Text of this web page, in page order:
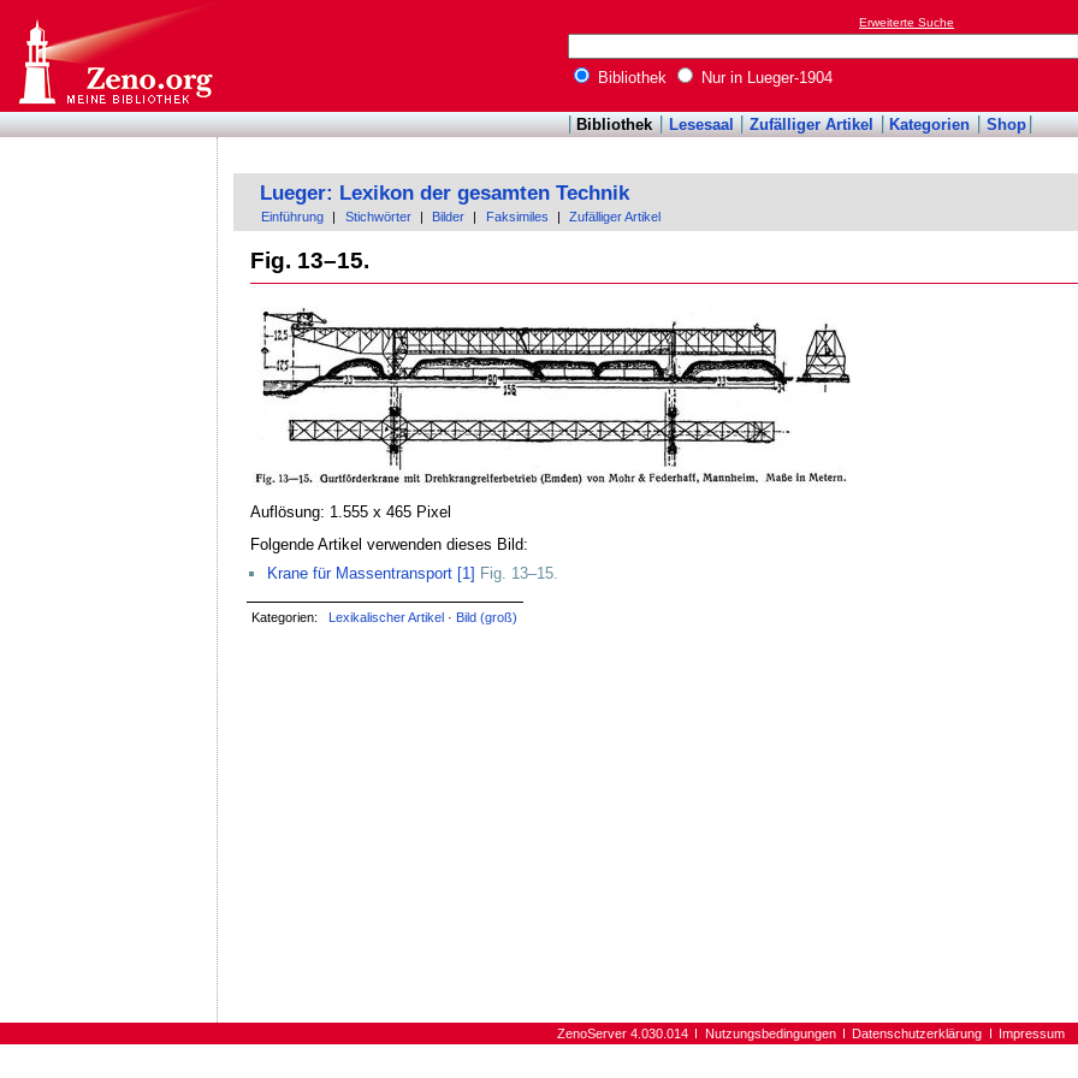
Erweiterte Suche
Bibliothek Nur in Lueger-1904
Bibliothek Lesesaal Zufälliger Artikel Kategorien Shop
Lueger: Lexikon der gesamten Technik
Einführung Stichwörter Bilder Faksimiles Zufälliger Artikel
Fig. 13–15.
Auflösung: 1.555 x 465 Pixel
Folgende Artikel verwenden dieses Bild:
Krane für Massentransport [1] Fig. 13–15.
Kategorien: Lexikalischer Artikel · Bild (groß)
ZenoServer 4.030.014 Nutzungsbedingungen Datenschutzerklärung Impressum